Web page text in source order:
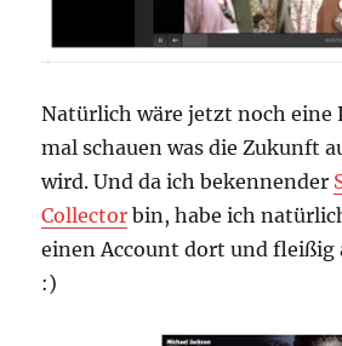
Natürlich wäre jetzt noch eine
mal schauen was die Zukunft
wird. Und da ich bekennender
Collector bin, habe ich
einen Account dort und fleißig
:)